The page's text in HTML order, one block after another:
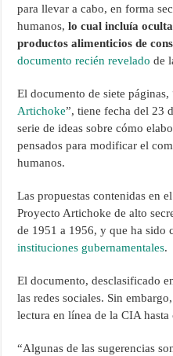
para llevar a cabo, en forma
humanos,lo cual incluía
productos alimenticios de
documento recién revelado de
El documento de siete páginas,
Artichoke”, tiene fecha del 23
serie de ideas sobre cómo
pensados para modificar el
humanos.
Las propuestas contenidas en
Proyecto Artichoke de alto
de 1951 a 1956, y que ha
instituciones gubernamentales.
El documento, desclasificado
las redes sociales. Sin
lectura en línea de la CIA hasta
“Algunas de las sugerencias